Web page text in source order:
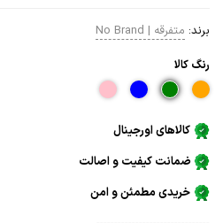
برند: متفرقه | No Brand
رنگ كالا
کالاهای اورجینال
ضمانت کیفیت و اصالت
خریدی مطمئن و امن